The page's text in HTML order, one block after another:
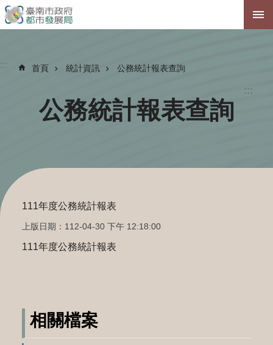
跳到主要內容區塊
:::
::: 首頁 統計資訊 公務統計報表查詢
公務統計報表查詢
111年度公務統計報表
上版日期：112-04-30 下午 12:18:00
111年度公務統計報表
相關檔案